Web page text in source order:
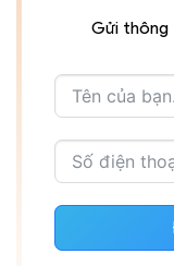
Gửi thông